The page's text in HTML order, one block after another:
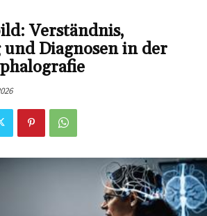
Verständnis,
Diagnosen in der